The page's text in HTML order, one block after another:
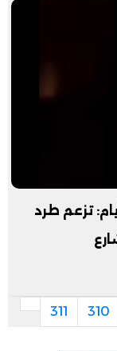
تستغيث بعد وفاة والدها بـ4 أيام: تزعم طرد
310
311